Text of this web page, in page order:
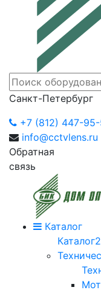
Санкт-Петербург
+7 (812) 447-
info@cctvlens.ru
Обратная
связь
Каталог
Каталог2